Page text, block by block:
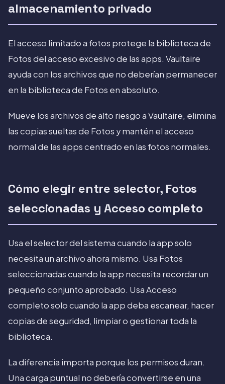
almacenamiento privado
El acceso limitado a fotos protege la biblioteca de
Fotos del acceso excesivo de las apps. Vaultaire
ayuda con los archivos que no deberían permanecer
en la biblioteca de Fotos en absoluto.
Mueve los archivos de alto riesgo a Vaultaire, elimina
las copias sueltas de Fotos y mantén el acceso
normal de las apps centrado en las fotos normales.
Cómo elegir entre selector, Fotos
seleccionadas y Acceso completo
Usa el selector del sistema cuando la app solo
necesita un archivo ahora mismo. Usa Fotos
seleccionadas cuando la app necesita recordar un
pequeño conjunto aprobado. Usa Acceso
completo solo cuando la app deba escanear, hacer
copias de seguridad, limpiar o gestionar toda la
biblioteca.
La diferencia importa porque los permisos duran.
Una carga puntual no debería convertirse en una